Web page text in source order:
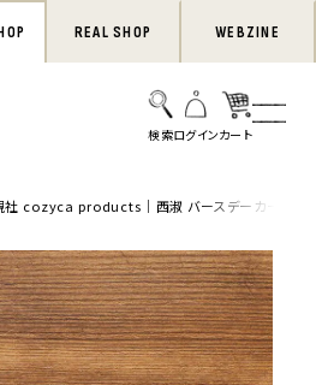
REAL SHOP WEBZINE
社 cozyca products｜西淑 バースデーカード・